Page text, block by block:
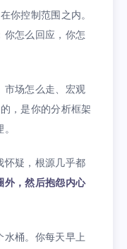
你控制范围之内。
你怎么回应，你怎
市场怎么走、宏观
，是你的分析框架
怀疑，根源几乎都
外，然后抱怨内心
水桶。你每天早上